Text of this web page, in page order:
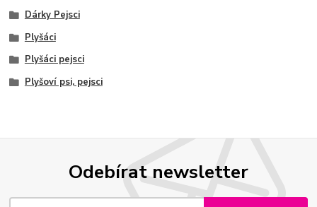
Dárky Pejsci
Plyšáci
Plyšáci pejsci
Plyšoví psi, pejsci
Odebírat newsletter